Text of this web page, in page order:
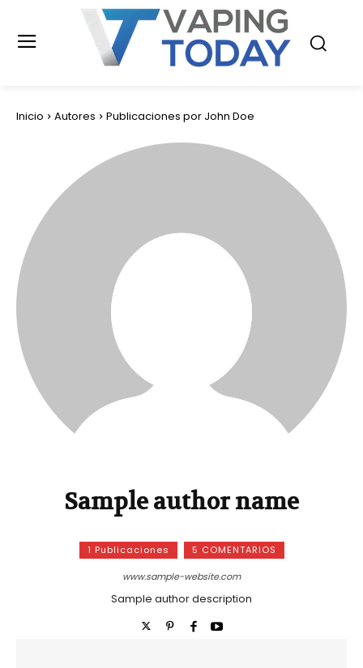
Inicio Autores Publicaciones por John Doe
Sample author name
1 Publicaciones 5 COMENTARIOS
www.sample-website.com
Sample author description